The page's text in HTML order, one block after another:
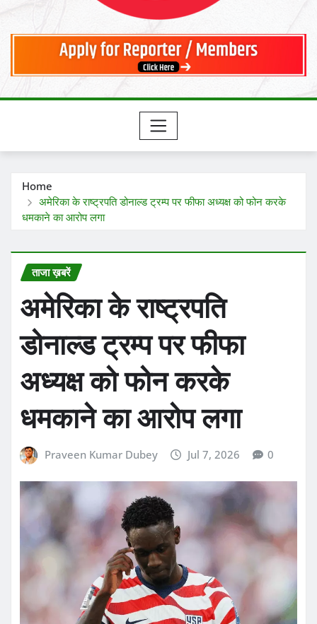
Home
अमेरिका के राष्ट्रपति डोनाल्ड ट्रम्प पर फीफा अध्यक्ष को फोन करके
धमकाने का आरोप लगा
ताजा ख़बरें
अमेरिका के राष्ट्रपति
डोनाल्ड ट्रम्प पर फीफा
अध्यक्ष को फोन करके
धमकाने का आरोप लगा
Praveen Kumar Dubey Jul 7, 2026 0